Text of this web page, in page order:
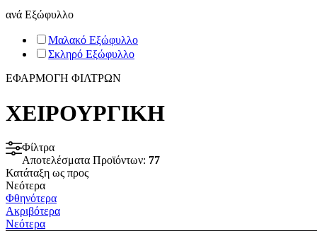
ανά Εξώφυλλο
Μαλακό Εξώφυλλο
Σκληρό Εξώφυλλο
ΕΦΑΡΜΟΓΗ ΦΙΛΤΡΩΝ
ΧΕΙΡΟΥΡΓΙΚΗ
Φίλτρα
Αποτελέσματα Προϊόντων: 77
Κατάταξη ως προς
Νεότερα
Φθηνότερα
Ακριβότερα
Νεότερα